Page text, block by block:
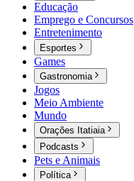
Educação
Emprego e Concursos
Entretenimento
Esportes
Games
Gastronomia
Jogos
Meio Ambiente
Mundo
Orações Itatiaia
Podcasts
Pets e Animais
Política